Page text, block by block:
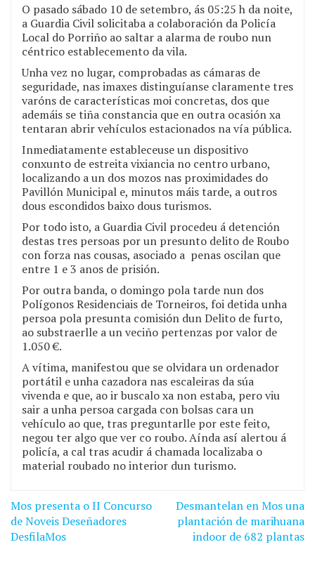
O pasado sábado 10 de setembro, ás 05:25 h da noite,
a Guardia Civil solicitaba a colaboración da Policía
Local do Porriño ao saltar a alarma de roubo nun
céntrico establecemento da vila.
Unha vez no lugar, comprobadas as cámaras de
seguridade, nas imaxes distinguíanse claramente tres
varóns de características moi concretas, dos que
ademáis se tiña constancia que en outra ocasión xa
tentaran abrir vehículos estacionados na vía pública.
Inmediatamente estableceuse un dispositivo
conxunto de estreita vixiancia no centro urbano,
localizando a un dos mozos nas proximidades do
Pavillón Municipal e, minutos máis tarde, a outros
dous escondidos baixo dous turismos.
Por todo isto, a Guardia Civil procedeu á detención
destas tres persoas por un presunto delito de Roubo
con forza nas cousas, asociado a penas oscilan que
entre 1 e 3 anos de prisión.
Por outra banda, o domingo pola tarde nun dos
Polígonos Residenciais de Torneiros, foi detida unha
persoa pola presunta comisión dun Delito de furto,
ao substraerlle a un veciño pertenzas por valor de
1.050 €.
A vítima, manifestou que se olvidara un ordenador
portátil e unha cazadora nas escaleiras da súa
vivenda e que, ao ir buscalo xa non estaba, pero viu
sair a unha persoa cargada con bolsas cara un
vehículo ao que, tras preguntarlle por este feito,
negou ter algo que ver co roubo. Aínda así alertou á
policía, a cal tras acudir á chamada localizaba o
material roubado no interior dun turismo.
Navegación
de
Mos presenta o II Concurso
de Noveis Deseñadores
DesfilaMos
Desmantelan en Mos una
plantación de marihuana
indoor de 682 plantas